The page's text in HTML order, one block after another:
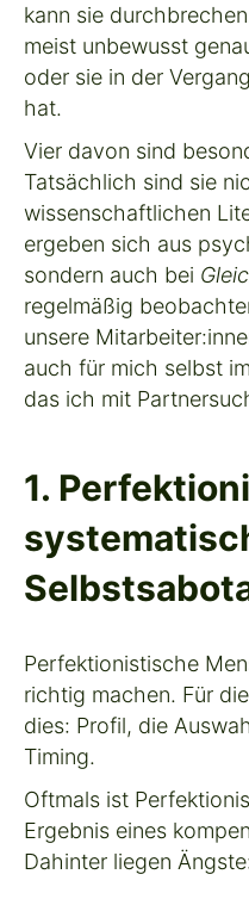
kann sie
meist unbewusst
oder sie in der
hat.
Vier davon sind
Tatsächlich sind sie
wissenschaftlichen
ergeben sich aus
sondern auch bei
regelmäßig
unsere
auch für mich selbst
das ich mit
1.
Perfektionistische
richtig machen. Für
dies: Profil, die
Timing.
Oftmals ist
Ergebnis eines
Dahinter liegen